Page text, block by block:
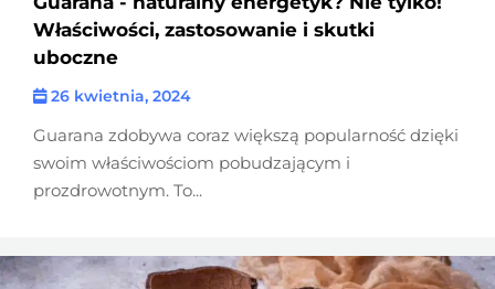
Właściwości, zastosowanie i skutki
uboczne
26 kwietnia, 2024
Guarana zdobywa coraz większą popularność dzięki
swoim właściwościom pobudzającym i
prozdrowotnym. To...